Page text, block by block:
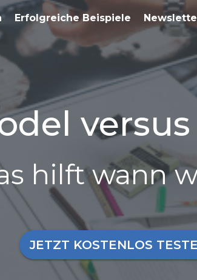
Erfolgreiche Beispiele
hilft wann
JETZT KOSTENLOS